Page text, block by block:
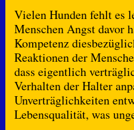
Vielen Hunden fehlt es
Menschen Angst davor
Kompetenz
Reaktionen der
dass eigentlich
Verhalten der Halter
Unverträglichkeiten
Lebensqualität, was